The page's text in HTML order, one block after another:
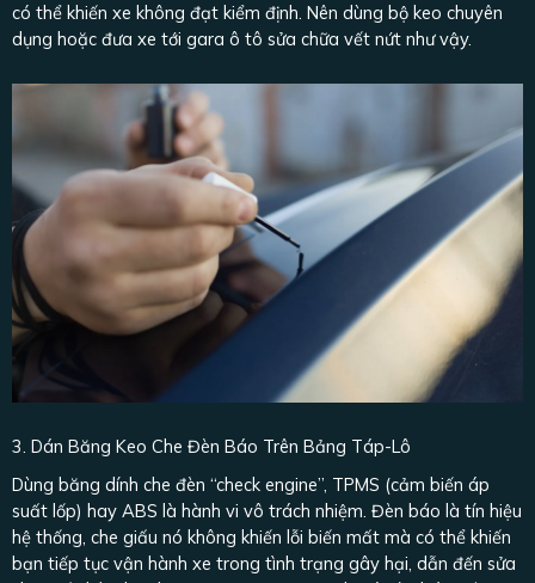
có thể khiến xe không đạt kiểm định. Nên dùng bộ keo chuyên
dụng hoặc đưa xe tới gara ô tô sửa chữa vết nứt như vậy.
3. Dán Băng Keo Che Đèn Báo Trên Bảng Táp-Lô
Dùng băng dính che đèn “check engine”, TPMS (cảm biến áp
suất lốp) hay ABS là hành vi vô trách nhiệm. Đèn báo là tín hiệu
hệ thống, che giấu nó không khiến lỗi biến mất mà có thể khiến
bạn tiếp tục vận hành xe trong tình trạng gây hại, dẫn đến sửa